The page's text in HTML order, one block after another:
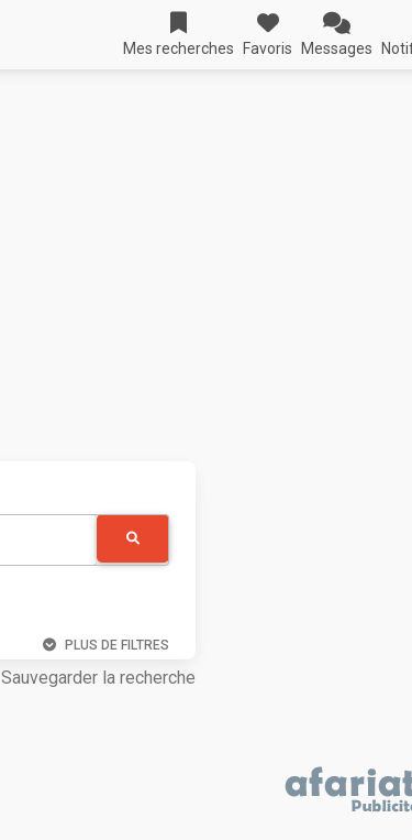
Mes recherches Favoris Messages
PLUS DE FILTRES
Sauvegarder la recherche